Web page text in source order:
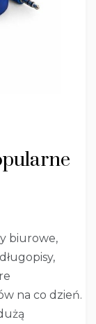
biurowe,
na co dzień.